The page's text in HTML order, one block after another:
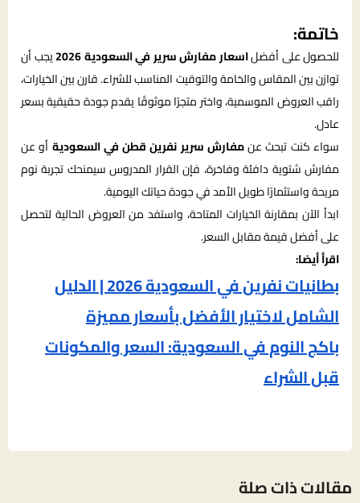
خاتمة:
للحصول على أفضلاسعار مفارش سرير في السعودية 2026
يجب أن
توازن بين المقاس والخامة والتوقيت المناسب للشراء. قارن بين الخيارات،
راقب العروض الموسمية، واختر متجرًا موثوقًا يقدم جودة حقيقية بسعر
عادل.
سواء كنت تبحث عنمفارش سرير نفرين قطن في السعوديةأو عن
مفارش شتوية دافئة وفاخرة، فإن القرار المدروس سيمنحك تجربة نوم
مريحة واستثمارًا طويل الأمد في جودة حياتك اليومية.
ابدأ الآن بمقارنة الخيارات المتاحة، واستفد من العروض الحالية لتحصل
على أفضل قيمة مقابل السعر.
اقرأ أيضا:
بطانيات نفرين في السعودية 2026 | الدليل
الشامل لاختيار الأفضل بأسعار مميزة
باكج النوم في السعودية: السعر والمكونات
قبل الشراء
مقالات ذات صلة